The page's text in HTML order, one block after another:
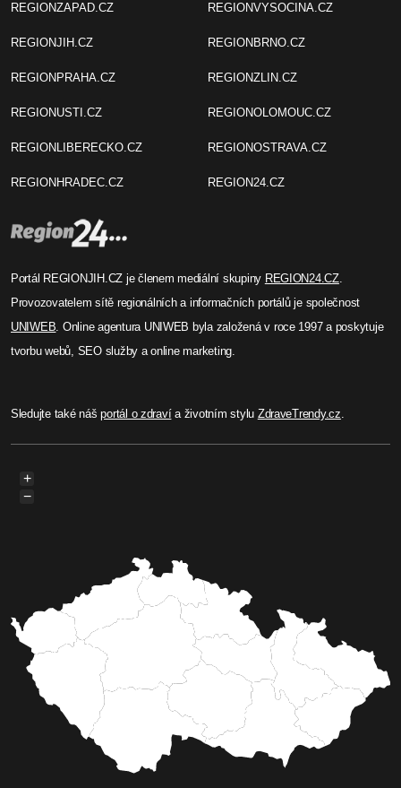
REGIONZAPAD.CZ
REGIONJIH.CZ
REGIONPRAHA.CZ
REGIONUSTI.CZ
REGIONLIBERECKO.CZ
REGIONHRADEC.CZ
REGIONVYSOCINA.CZ
REGIONBRNO.CZ
REGIONZLIN.CZ
REGIONOLOMOUC.CZ
REGIONOSTRAVA.CZ
REGION24.CZ
Portál REGIONJIH.CZ je členem mediální skupiny REGION24.CZ.
Provozovatelem sítě regionálních a informačních portálů je společnost
UNIWEB. Online agentura UNIWEB byla založená v roce 1997 a poskytuje
tvorbu webů, SEO služby a online marketing.
Sledujte také nášportál o zdravía životním stylu ZdraveTrendy.cz.
+
−